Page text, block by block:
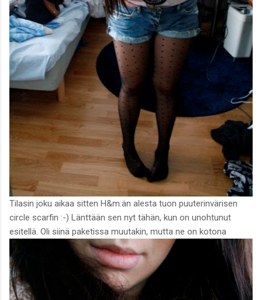
Tilasin joku aikaa sitten H&m:än alesta tuon puuterinvärisen
circle scarfin :-) Länttään sen nyt tähän, kun on unohtunut
esitellä. Oli siinä paketissa muutakin, mutta ne on kotona